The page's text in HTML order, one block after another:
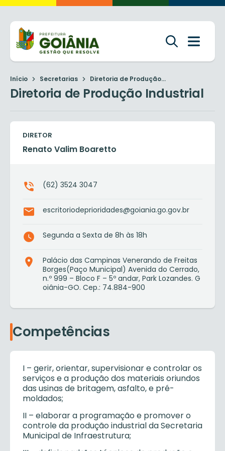
Início Secretarias Diretoria de Produção...
Diretoria de Produção Industrial
DIRETOR
Renato Valim Boaretto
(62) 3524 3047
escritoriodeprioridades@goiania.go.gov.br
Segunda a Sexta de 8h às 18h
Palácio das Campinas Venerando de Freitas
Borges(Paço Municipal) Avenida do Cerrado,
n.º 999 – Bloco F – 5º andar, Park Lozandes. G
oiânia-GO. Cep.: 74.884-900
Competências
I – gerir, orientar, supervisionar e controlar os
serviços e a produção dos materiais oriundos
das usinas de britagem, asfalto, e pré-
moldados;
II – elaborar a programação e promover o
controle da produção industrial da Secretaria
Municipal de Infraestrutura;